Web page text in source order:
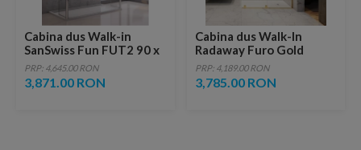
Cabina dus Walk-in
SanSwiss Fun FUT2 90 x
H200 cm sticla Durlux
PRP: 4,645.00 RON
3,871.00 RON
Cabina dus Walk-In
Radaway Furo Gold
120xH200 cm, dreapta
PRP: 4,189.00 RON
3,785.00 RON